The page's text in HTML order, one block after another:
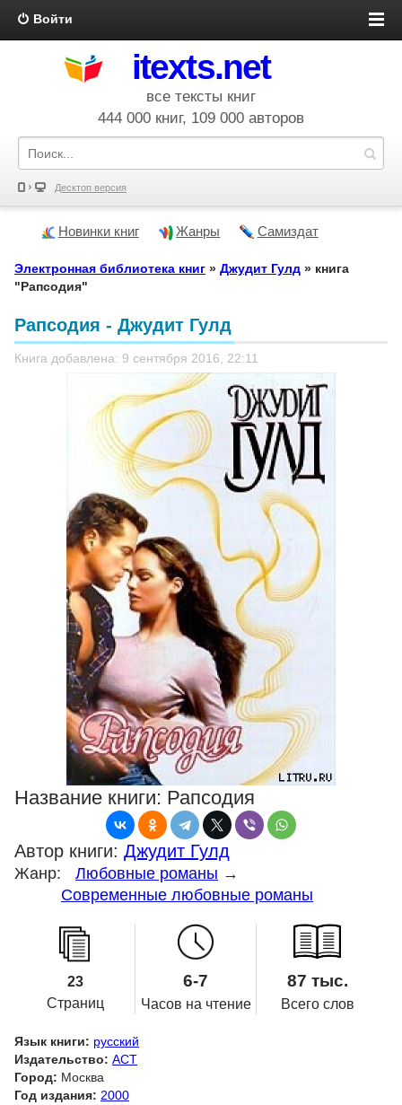
Войти
itexts.net
все тексты книг
444 000 книг, 109 000 авторов
Десктоп версия
Новинки книг Жанры Самиздат
Электронная библиотека книг » Джудит Гулд » книга
"Рапсодия"
Рапсодия - Джудит Гулд
Книга добавлена: 9 сентября 2016, 22:11
Название книги: Рапсодия
Автор книги: Джудит Гулд
Жанр: Любовные романы →
Современные любовные романы
23
Страниц
6-7
Часов на чтение
87 тыс.
Всего слов
Язык книги: русский
Издательство: АСТ
Город: Москва
Год издания: 2000